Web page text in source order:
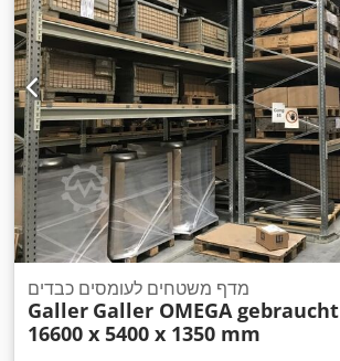
מדף משטחים לעומסים כבדים
Galler Galler OMEGA gebraucht
16600 x 5400 x 1350 mm